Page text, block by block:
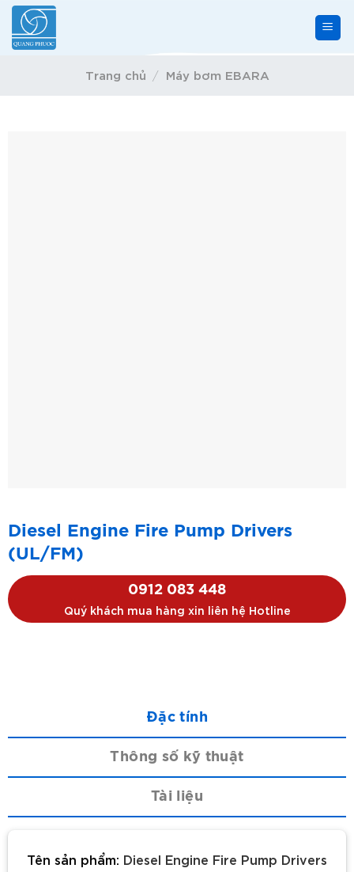
Skip
content
Trang chủ / Máy bơm EBARA
Diesel Engine Fire Pump Drivers
(UL/FM)
0912 083 448
Quý khách mua hàng xin liên hệ Hotline
Đặc tính
Thông số kỹ thuật
Tài liệu
Tên sản phẩm: Diesel Engine Fire Pump Drivers